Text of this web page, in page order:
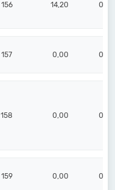
156 14,20 0,00
157 0,00 0,00
158 0,00 0,00
159 0,00 0,00